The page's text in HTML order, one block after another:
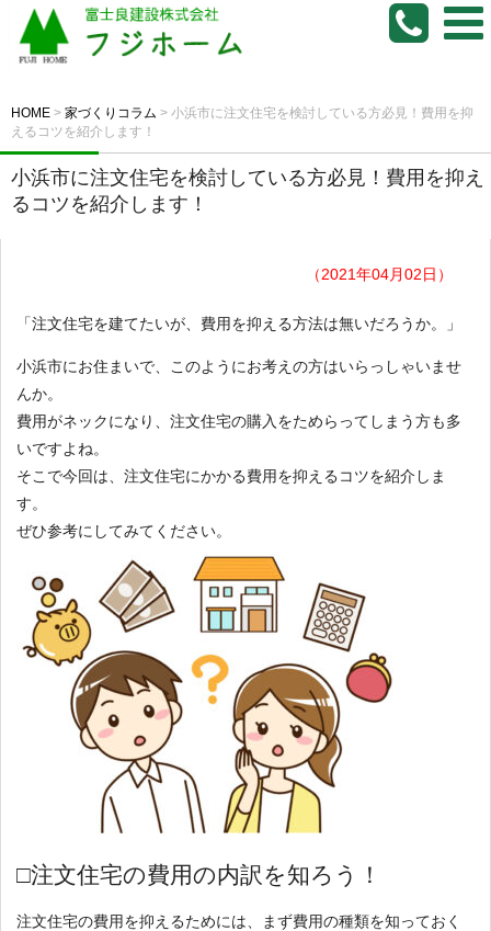
HOME > 家づくりコラム > 小浜市に注文住宅を検討している方必見！費用を抑
えるコツを紹介します！
小浜市に注文住宅を検討している方必見！費用を抑え
るコツを紹介します！
（2021年04月02日）
「注文住宅を建てたいが、費用を抑える方法は無いだろうか。」
小浜市にお住まいで、このようにお考えの方はいらっしゃいませ
んか。
費用がネックになり、注文住宅の購入をためらってしまう方も多
いですよね。
そこで今回は、注文住宅にかかる費用を抑えるコツを紹介しま
す。
ぜひ参考にしてみてください。
□注文住宅の費用の内訳を知ろう！
注文住宅の費用を抑えるためには、まず費用の種類を知っておく